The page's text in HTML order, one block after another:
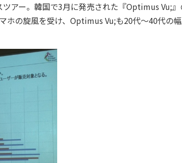
アー。韓国で3月に発売された『Optimus Vu;』
ホの旋風を受け、Optimus Vu;も20代〜40代の